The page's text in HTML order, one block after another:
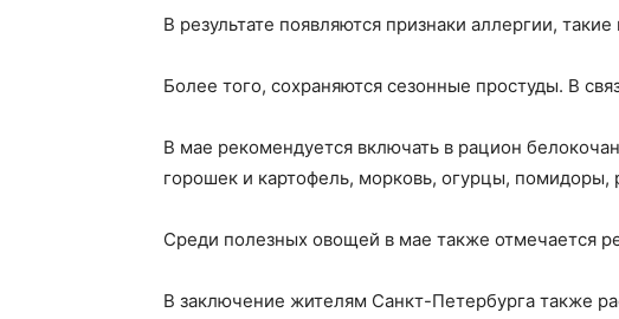
В результате появляются признаки аллергии,
Более того, сохраняются сезонные простуды. В
В мае рекомендуется включать в рацион
горошек и картофель, морковь, огурцы, помидоры,
Среди полезных овощей в мае также отмечается
В заключение жителям Санкт-Петербурга также